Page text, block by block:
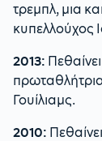
τρεμπλ, μια
κυπελλούχος
2013:
Γουίλιαμς.
2010: